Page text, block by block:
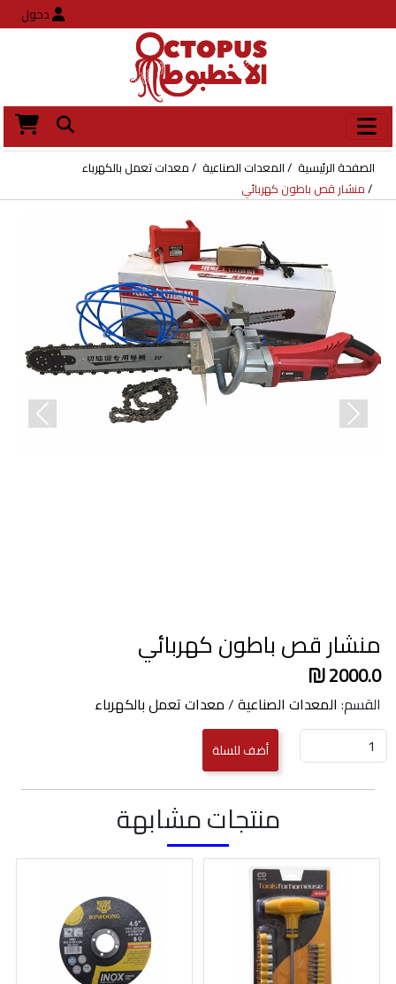
دخول
الصفحة الرئيسية المعدات الصناعية
معدات تعمل بالكهرباء
منشار قص باطون كهربائي
Next
منشار قص باطون كهربائي
2000.0
القسم: المعدات الصناعية/معدات تعمل بالكهرباء
منتجات مشابهة